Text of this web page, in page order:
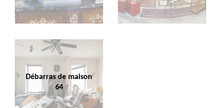
Débarras de maison
64